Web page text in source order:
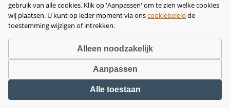
disclaimer•privacy- en cookiebeleid
voorwaarden•herroeping•bedrijfsgegevens
gebruik van alle cookies. Klik op 'Aanpassen' om te zien welke cookies
wij plaatsen. U kunt op ieder moment via onscookiebeleid de
toestemming wijzigen of intrekken.
Alleen noodzakelijk
Aanpassen
Alle toestaan